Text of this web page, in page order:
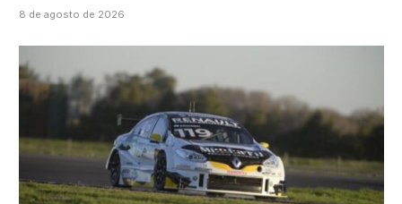
8 de agosto de 2026